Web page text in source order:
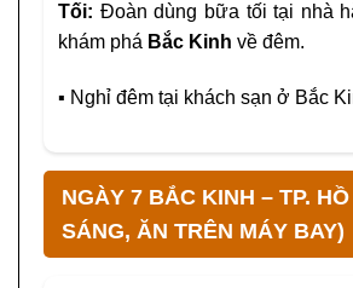
Tối: Đoàn dùng bữa tối tại nhà
khám phá Bắc Kinh về đêm.
▪ Nghỉ đêm tại khách sạn ở Bắc
NGÀY 7 BẮC KINH – TP.
SÁNG, ĂN TRÊN MÁY BAY)